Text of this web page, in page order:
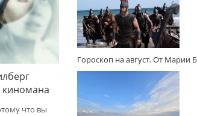
киномана
что вы
Гороскоп на август. От Марии